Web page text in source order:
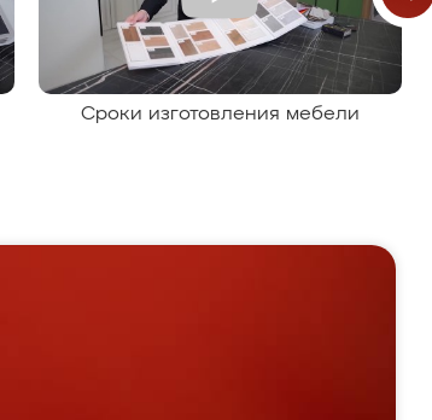
Сроки изготовления мебели